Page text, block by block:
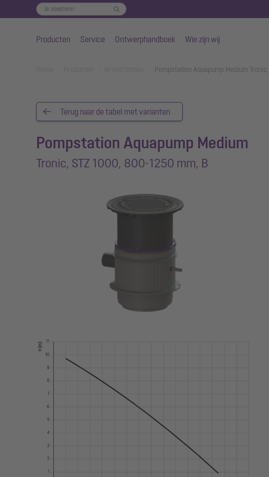
Producten Service Ontwerphandboek Wie zijn wij
Pompstation Aquapump Medium
Terug naar de tabel met varianten
Pompstation Aquapump Medium
Tronic, STZ 1000, 800-1250 mm, B